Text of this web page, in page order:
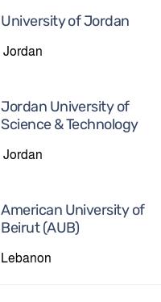
University of Jordan
Jordan
Jordan University of
Science & Technology
Jordan
American University of
Beirut (AUB)
Lebanon